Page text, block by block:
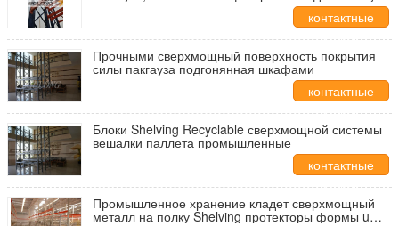
контактные
данные
Прочными сверхмощный поверхность покрытия
силы пакгауза подгонянная шкафами
контактные
данные
Блоки Shelving Recyclable сверхмощной системы
вешалки паллета промышленные
контактные
данные
Промышленное хранение кладет сверхмощный
металл на полку Shelving протекторы формы u